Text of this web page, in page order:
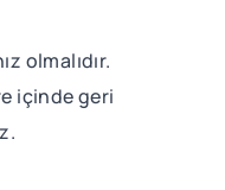
olmalıdır.
içinde geri